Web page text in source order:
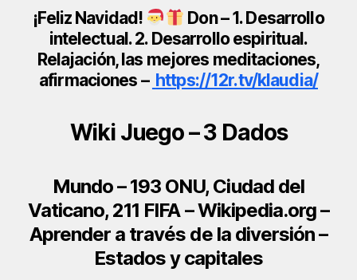
¡Feliz Navidad!
Don – 1. Desarrollo
intelectual. 2. Desarrollo espiritual.
Relajación, las mejores meditaciones,
afirmaciones – https://12r.tv/klaudia/
Wiki Juego – 3 Dados
Mundo – 193 ONU, Ciudad del
Vaticano, 211 FIFA – Wikipedia.org –
Aprender a través de la diversión –
Estados y capitales